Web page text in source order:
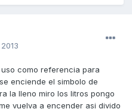
como referencia para
enciende el simbolo de
la lleno miro los litros pongo
vuelva a encender asi divido